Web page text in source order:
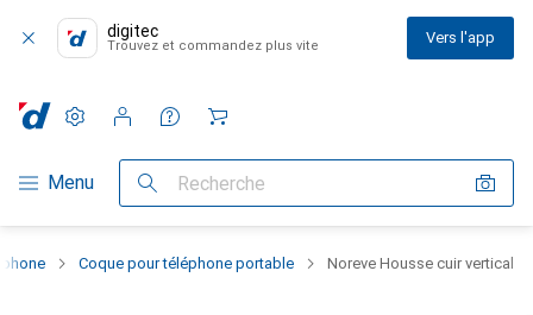
digitec
Trouvez et commandez plus vite Vers l'app
Navigation par catégorie
Menu Recherche
Paramètres
Compte client
Listes de comparaison
Listes d'envies
Panier
Coque pour téléphone portable Noreve Housse cuir vertical